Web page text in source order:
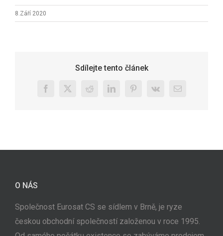
8.Září 2020
Sdílejte tento článek
Facebook
X RedditLinkedInPinterest
Vk
E-
O NÁS
Společnost Eurosat CS se sídlem v Brně, je ryze
českou obchodní společností založenou v roce 1995.